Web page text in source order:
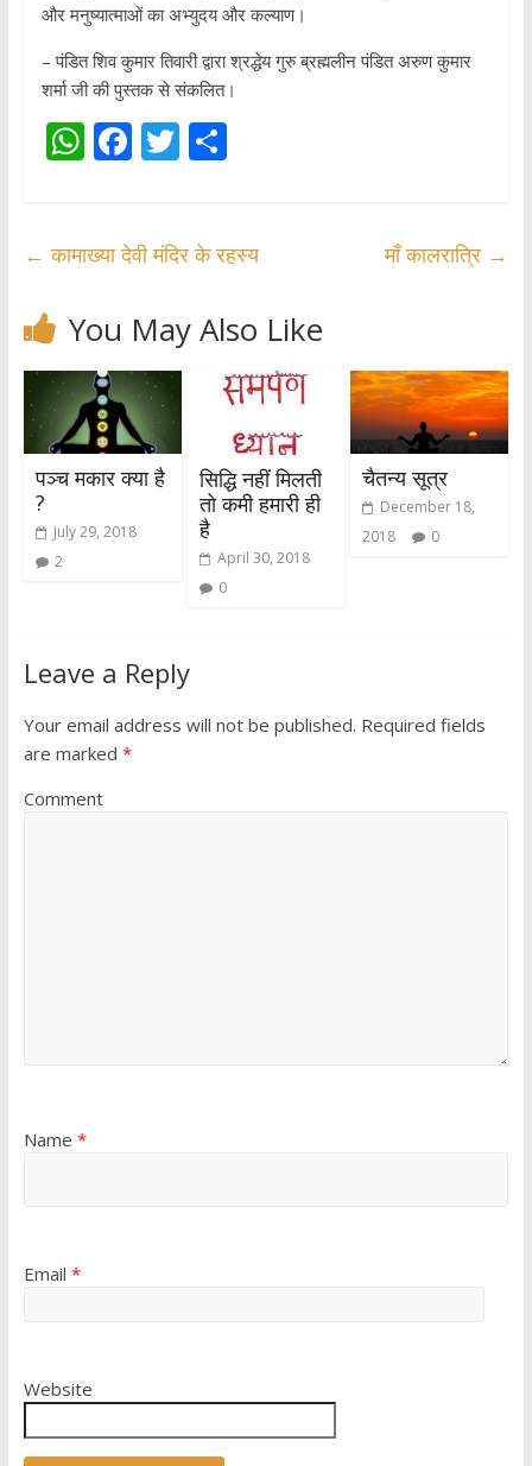
और मनुष्यात्माओं का अभ्युदय और कल्याण।
– पंडित शिव कुमार तिवारी द्वारा श्रद्धेय गुरु ब्रह्मलीन पंडित अरुण कुमार
शर्मा जी की पुस्तक से संकलित।
W
s
p
p
F
b
o
k
T
er
S
e
← कामाख्या देवी मंदिर के रहस्य माँ कालरात्रि →
You May Also Like
पञ्च मकार क्या है
?
July 29, 2018
2
सिद्धि नहीं मिलती
तो कमी हमारी ही
है
April 30, 2018
0
चैतन्य सूत्र
December 18,
2018
0
Leave a Reply
Your email address will not be published. Required fields
are marked *
Comment
Name *
Email *
Website